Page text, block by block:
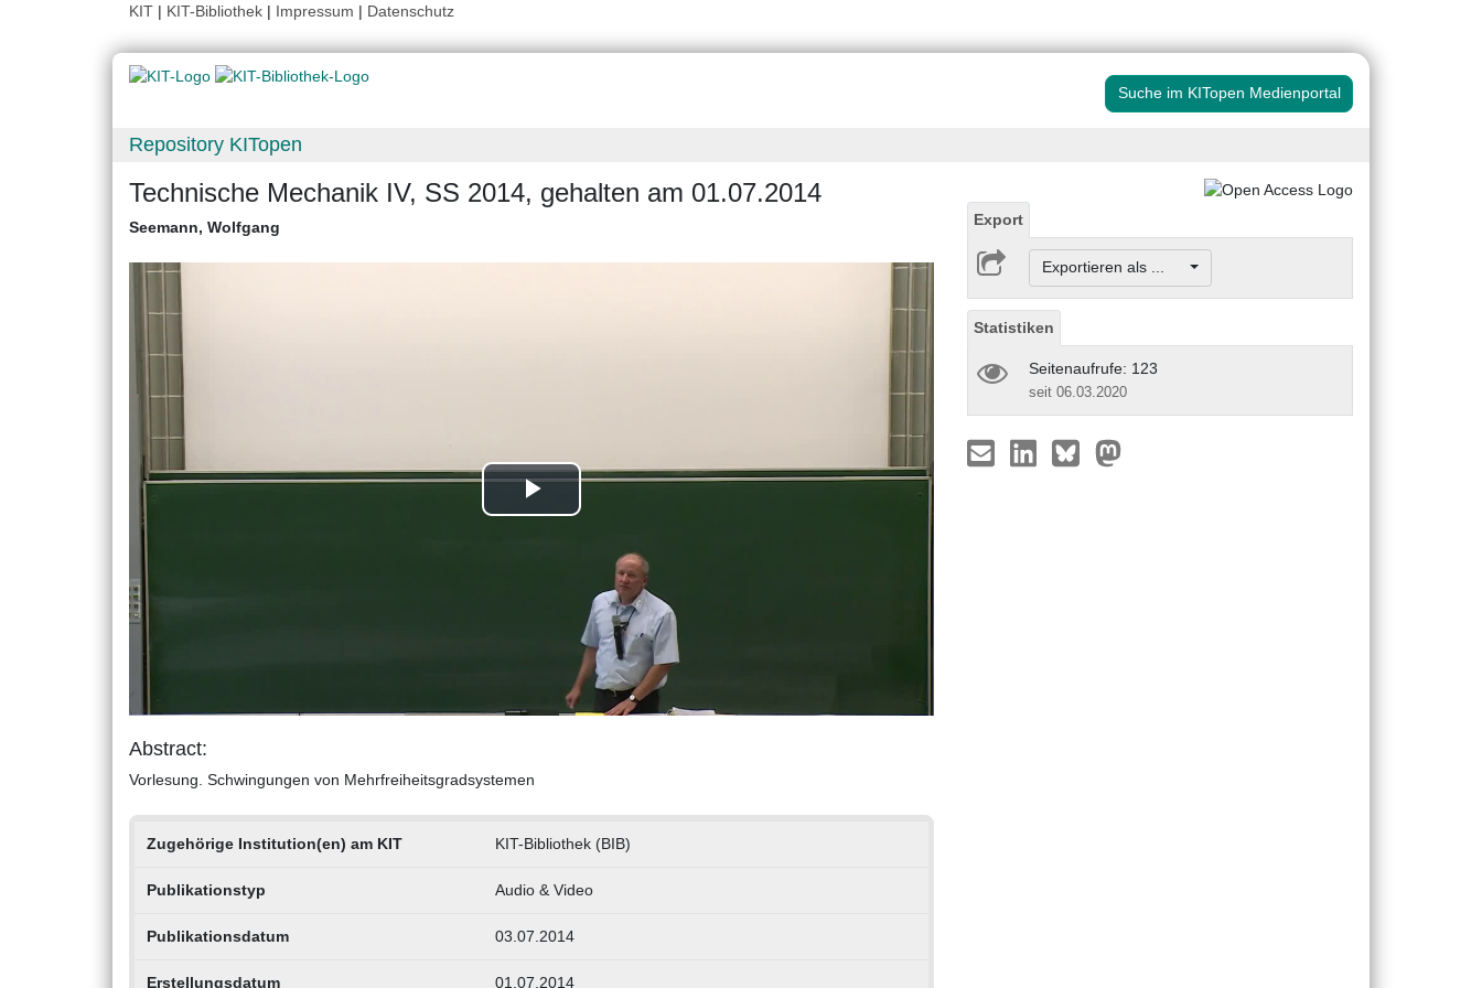
KIT | KIT-Bibliothek | Impressum | Datenschutz
Suche im KITopen Medienportal
Repository KITopen
Technische Mechanik IV, SS 2014, gehalten am 01.07.2014
Seemann, Wolfgang
Play
Video
Abstract:
Vorlesung. Schwingungen von Mehrfreiheitsgradsystemen
Zugehörige Institution(en) am KIT KIT-Bibliothek (BIB)
Publikationstyp Audio & Video
Publikationsdatum 03.07.2014
Erstellungsdatum 01.07.2014
Export
Exportieren als ...
Statistiken
Seitenaufrufe: 123
seit 06.03.2020